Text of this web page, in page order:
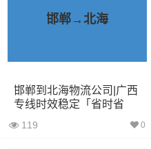
6.8米货车 40立方
13米货车 80立方
邯郸→北海
邯郸到北海物流公司|广西
专线时效稳定「省时省
119 0